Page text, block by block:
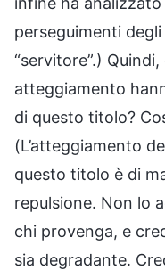
perseguimenti
“servitore”.)
atteggiamento
di questo titolo?
(L’atteggiamento
questo titolo è di
repulsione. Non lo
chi provenga, e
sia degradante.